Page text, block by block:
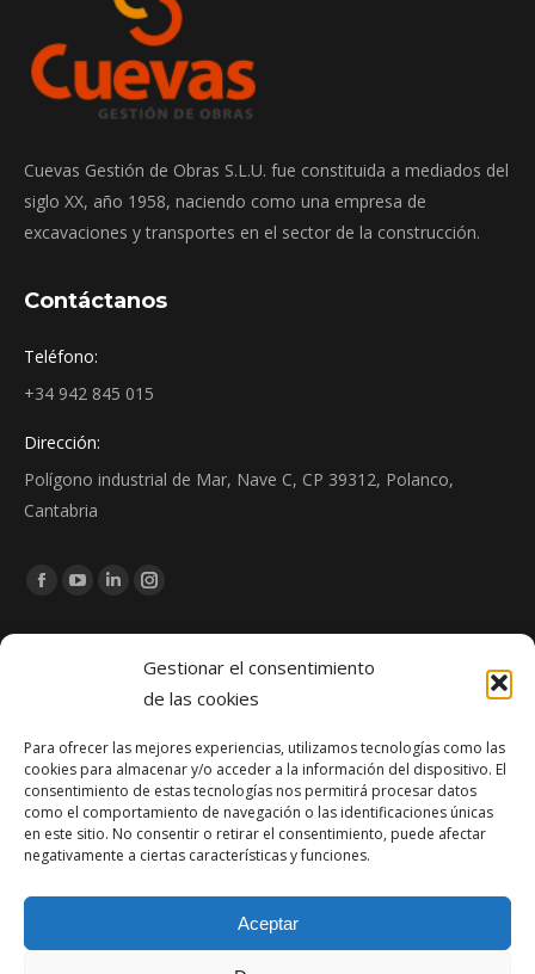
Gestionar el consentimiento
de las cookies
Para ofrecer las mejores experiencias, utilizamos tecnologías como las
cookies para almacenar y/o acceder a la información del dispositivo. El
consentimiento de estas tecnologías nos permitirá procesar datos
como el comportamiento de navegación o las identificaciones únicas
en este sitio. No consentir o retirar el consentimiento, puede afectar
negativamente a ciertas características y funciones.
Aceptar
Cuevas Gestión de Obras S.L.U. fue constituida a mediados del
siglo XX, año 1958, naciendo como una empresa de
excavaciones y transportes en el sector de la construcción.
Contáctanos
Teléfono:
+34 942 845 015
Dirección:
Polígono industrial de Mar, Nave C, CP 39312, Polanco,
Cantabria
Encuéntranos en:
Facebook
window
YouTube
window
Linkedin
window
Instagram
in
window
Zona de Juegos Infantiles de Pomaluengo: construcción e
instalación de espacio público en Cantabria
abril 21, 2026
Reforma del edificio de oficinas Lagunilla (SCS) en Santander
diciembre 1, 2025
Obra finalizada: Ampliación del puerto de Santoña
agosto 13, 2025